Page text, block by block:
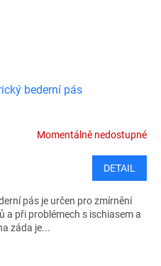
bederní pás
Momentálně nedostupné
DETAIL
pás je určen pro zmírnění
a při problémech s ischiasem a
záda je...